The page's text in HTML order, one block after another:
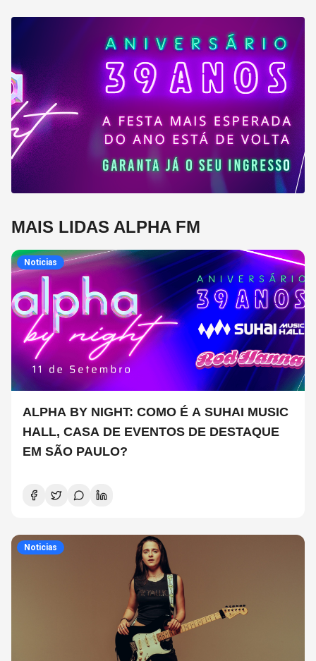
MAIS LIDAS ALPHA FM
Noticias
ALPHA BY NIGHT: COMO É A SUHAI MUSIC
HALL, CASA DE EVENTOS DE DESTAQUE
EM SÃO PAULO?
Noticias